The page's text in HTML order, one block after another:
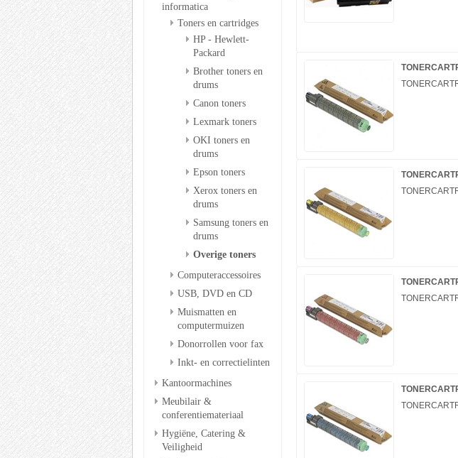
informatica
Toners en cartridges
HP - Hewlett-
Packard
Brother toners en
drums
Canon toners
Lexmark toners
OKI toners en
drums
Epson toners
Xerox toners en
drums
Samsung toners en
drums
Overige toners
Computeraccessoires
USB, DVD en CD
Muismatten en
computermuizen
Donorrollen voor fax
Inkt- en correctielinten
Kantoormachines
Meubilair &
conferentiemateriaal
Hygiëne, Catering &
Veiligheid